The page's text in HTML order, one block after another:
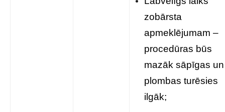
zobārsta
apmeklējumam –
procedūras būs
mazāk sāpīgas un
plombas turēsies
ilgāk;